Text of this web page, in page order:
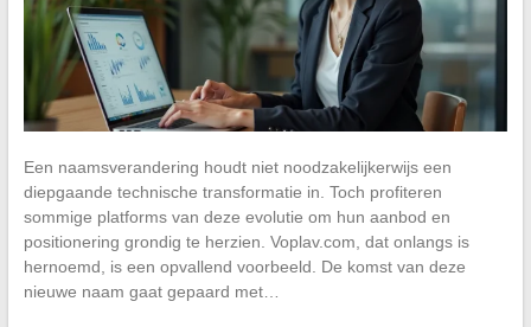
Een naamsverandering houdt niet noodzakelijkerwijs een
diepgaande technische transformatie in. Toch profiteren
sommige platforms van deze evolutie om hun aanbod en
positionering grondig te herzien. Voplav.com, dat onlangs is
hernoemd, is een opvallend voorbeeld. De komst van deze
nieuwe naam gaat gepaard met…